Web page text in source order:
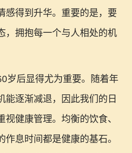
感得到升华。重要的是，要
，拥抱每一个与人相处的机
岁后显得尤为重要。随着年
能逐渐减退，因此我们的日
视健康管理。均衡的饮食、
作息时间都是健康的基石。